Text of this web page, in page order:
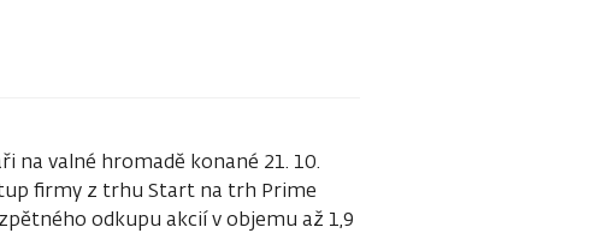
na valné hromadě konané 21. 10.
firmy z trhu Start na trh Prime
odkupu akcií v objemu až 1,9